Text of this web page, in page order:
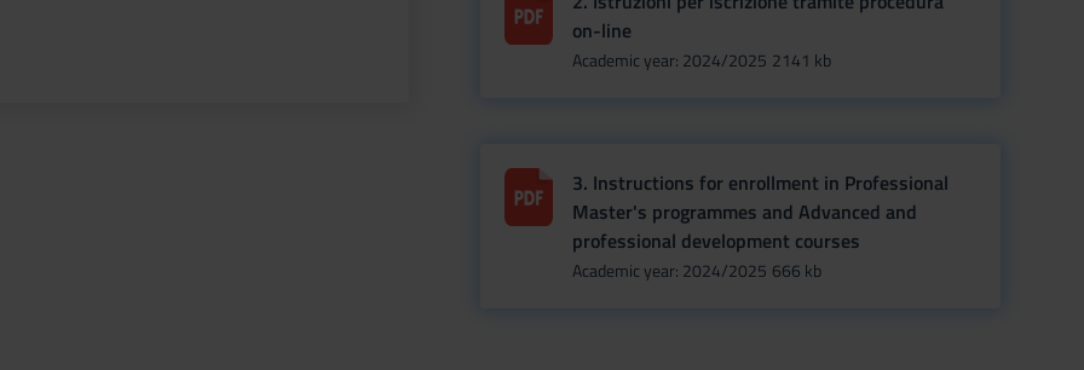
on-line
Academic year: 2024/2025 2141 kb
3. Instructions for enrollment in Professional
Master's programmes and Advanced and
professional development courses
Academic year: 2024/2025 666 kb